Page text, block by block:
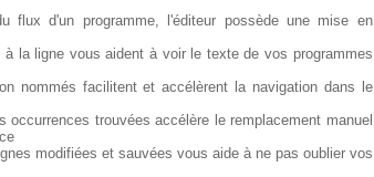
flux d'un programme, l'éditeur possède une mise en
à la ligne vous aident à voir le texte de vos programmes
nommés facilitent et accélèrent la navigation dans le
occurrences trouvées accélère le remplacement manuel
modifiées et sauvées vous aide à ne pas oublier vos